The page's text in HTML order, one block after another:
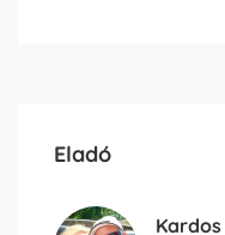
Eladó